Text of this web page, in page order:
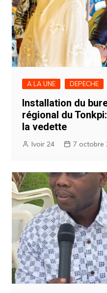
A LA UNE DEPECHE
Installation du
régional du
la vedette
Ivoir 24 7 octobre